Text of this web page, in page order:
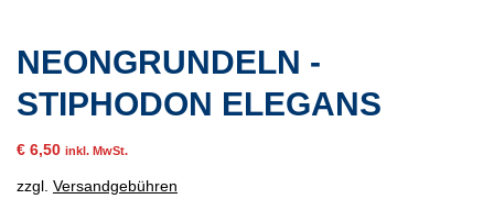
NEONGRUNDELN -
STIPHODON ELEGANS
€ 6,50 inkl. MwSt.
zzgl. Versandgebühren